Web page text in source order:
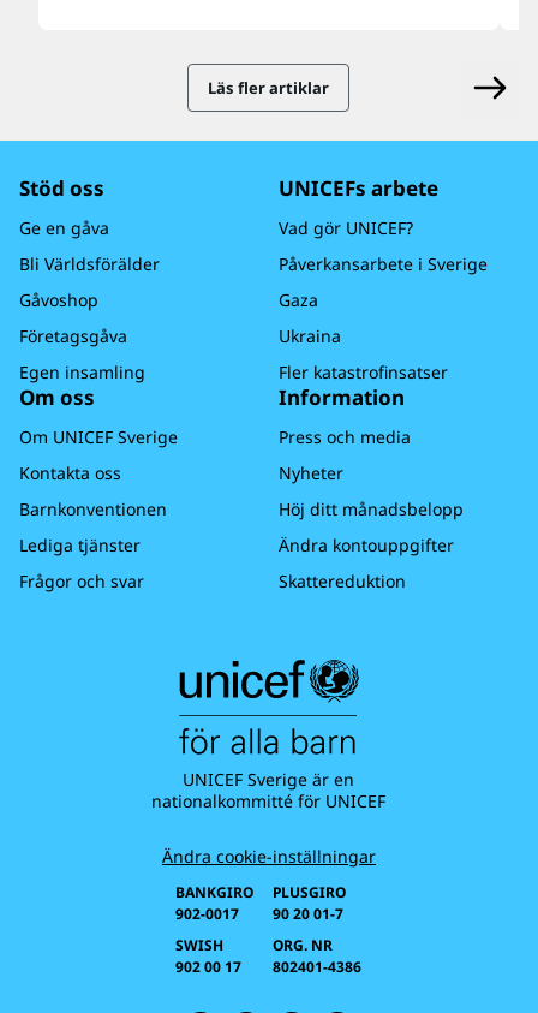
Läs fler artiklar
Stöd oss
Ge en gåva
Bli Världsförälder
Gåvoshop
Företagsgåva
Egen insamling
UNICEFs arbete
Vad gör UNICEF?
Påverkansarbete i Sverige
Gaza
Ukraina
Fler katastrofinsatser
Om oss
Om UNICEF Sverige
Kontakta oss
Barnkonventionen
Lediga tjänster
Frågor och svar
Information
Press och media
Nyheter
Höj ditt månadsbelopp
Ändra kontouppgifter
Skattereduktion
UNICEF Sverige är en
nationalkommitté för UNICEF
Ändra cookie-inställningar
BANKGIRO
902-0017
SWISH
902 00 17
PLUSGIRO
90 20 01-7
ORG. NR
802401-4386